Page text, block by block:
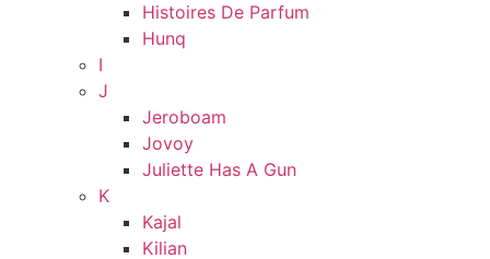
Histoires De Parfum
Hunq
I
J
Jeroboam
Jovoy
Juliette Has A Gun
K
Kajal
Kilian